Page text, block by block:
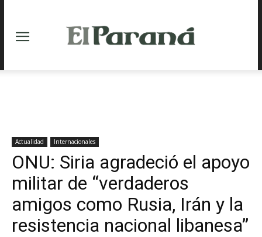
Actualidad Internacionales
ONU: Siria agradeció el apoyo
militar de “verdaderos
amigos como Rusia, Irán y la
resistencia nacional libanesa”